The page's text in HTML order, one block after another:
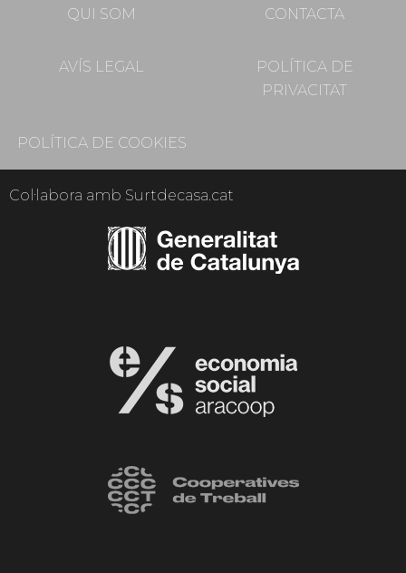
QUI SOM CONTACTA
AVÍS LEGAL
POLÍTICA DE
PRIVACITAT
POLÍTICA DE COOKIES
Col·labora amb Surtdecasa.cat